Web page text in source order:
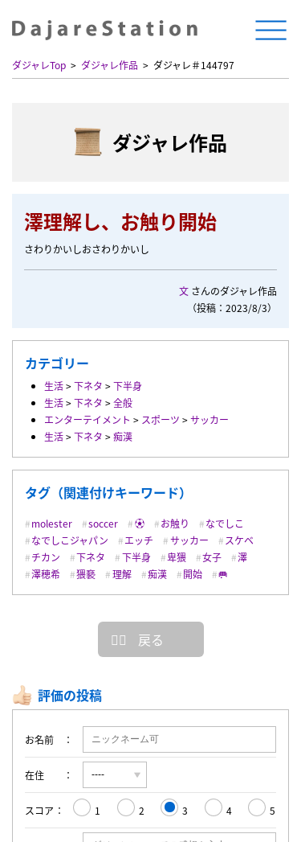
ダジャレTop ダジャレ作品 ダジャレ＃144797
ダジャレ作品
澤理解し、お触り開始
さわりかいしおさわりかいし
文 さんのダジャレ作品
（投稿：2023/8/3）
カテゴリー
生活>下ネタ >下半身
生活>下ネタ >全般
エンターテイメント > スポーツ >サッカー
生活>下ネタ >痴漢
タグ（関連付けキーワード）
molester soccer ⚽️ お触り
なでしこ
なでしこジャパン
エッチ サッカー
スケベ
チカン
下ネタ 下半身 卑猥 女子
澤
澤穂希
猥褻 理解 痴漢 開始 🥅
戻る
評価の投稿
お名前
在住
スコア 1 2 3 4 5